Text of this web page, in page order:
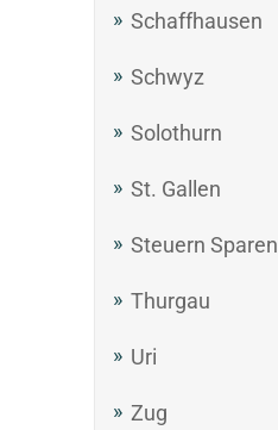
Schaffhausen
Schwyz
Solothurn
St. Gallen
Steuern Sparen
Thurgau
Uri
Zug